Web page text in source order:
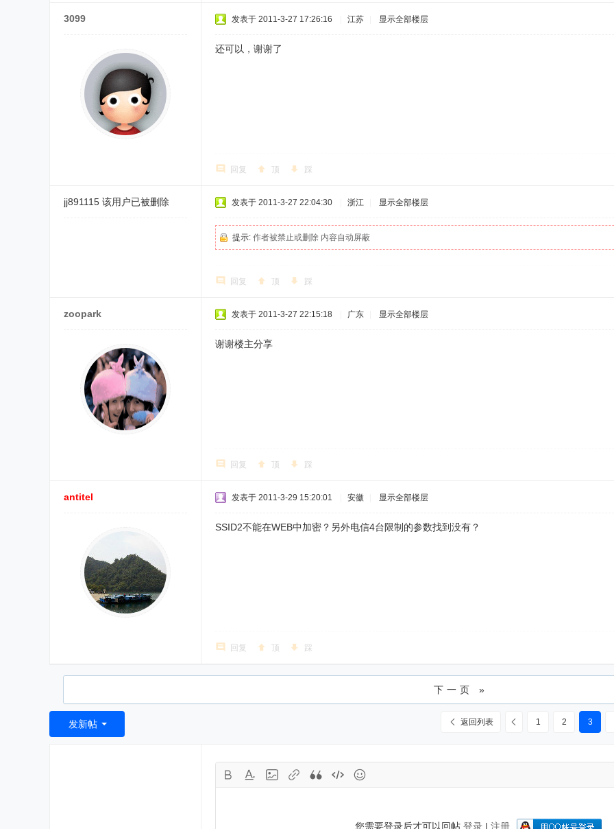
3099 发表于 2011-3-27 17:26:16 江苏 显示全部楼层
还可以，谢谢了
回复 顶 踩
jj891115 该用户已被删除 发表于 2011-3-27 22:04:30 浙江 显示全部楼层
提示: 作者被禁止或删除 内容自动屏蔽
回复 顶 踩
zoopark 发表于 2011-3-27 22:15:18 广东 显示全部楼层
谢谢楼主分享
回复 顶 踩
antitel 发表于 2011-3-29 15:20:01 安徽 显示全部楼层
SSID2不能在WEB中加密？另外电信4台限制的参数找到没有？
回复 顶 踩
下一页 »
1 2 3
返回列表
发新帖
您需要登录后才可以回帖 登录| 注册